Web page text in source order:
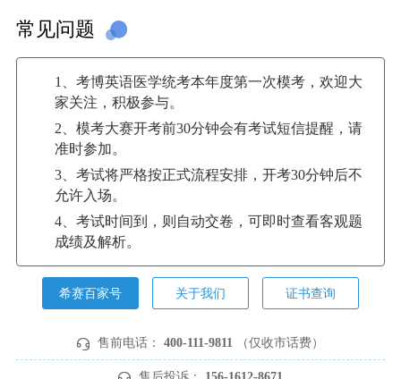
常见问题
1、考博英语医学统考本年度第一次模考，欢迎大
家关注，积极参与。
2、模考大赛开考前30分钟会有考试短信提醒，请
准时参加。
3、考试将严格按正式流程安排，开考30分钟后不
允许入场。
4、考试时间到，则自动交卷，可即时查看客观题
成绩及解析。
希赛百家号 关于我们 证书查询
售前电话：400-111-9811 （仅收市话费）